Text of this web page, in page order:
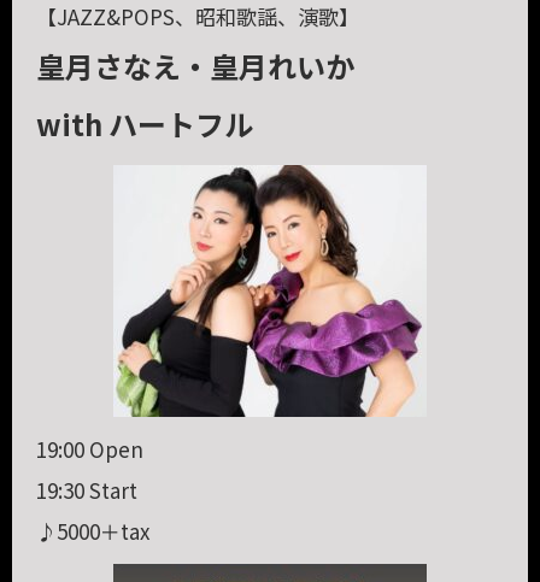
【JAZZ&POPS、昭和歌謡、演歌】
皇月さなえ・皇月れいか
with ハートフル
19:00 Open
19:30 Start
♪5000＋tax